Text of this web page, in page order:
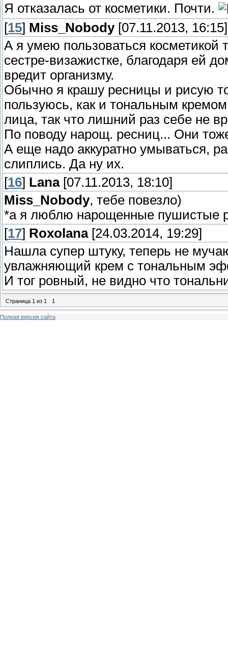
Я отказалась от косметики. Почти.
[15] Miss_Nobody[07.11.2013, 16:15]
А я умею пользоваться косметикой
сестре-визажистке, благодаря ей
вредит организму.
Обычно я крашу ресницы и рисую
пользуюсь, как и тональным
лица, так что лишний раз себе не
По поводу нарощ. ресниц... Они
А еще надо аккуратно умываться,
слиплись. Да ну их.
[16] Lana[07.11.2013, 18:10]
Miss_Nobody, тебе повезло)
*а я люблю нарощенные пушистые
[17] Roxolana[24.03.2014, 19:29]
Нашла супер штуку, теперь не
увлажняющий крем с тональным
И тог ровный, не видно что
Страница 1 из 1 1
Полная версия сайта